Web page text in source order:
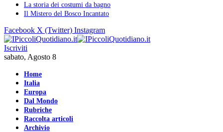
La storia dei costumi da bagno
Il Mistero del Bosco Incantato
Facebook X (Twitter) Instagram
Iscriviti
sabato, Agosto 8
Home
Italia
Europa
Dal Mondo
Rubriche
Raccolta articoli
Archivio